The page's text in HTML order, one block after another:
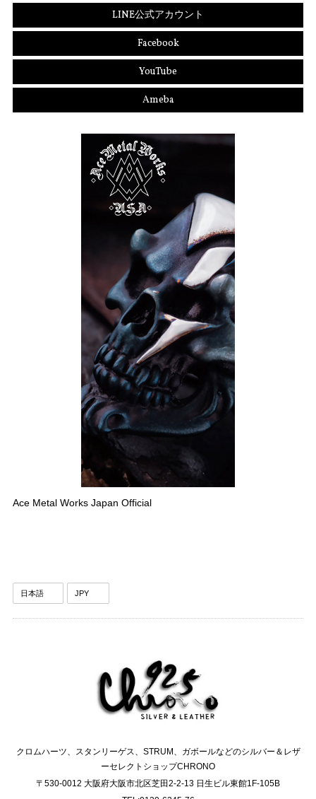
LINE公式アカウント
Facebook
YouTube
Ameba
Ace Metal Works Japan Official
クロムハーツ、スタンリーゲス、STRUM、ガボールなどのシルバー＆レザ
ーセレクトショップCHRONO
〒530-0012 大阪府大阪市北区芝田2-2-13 日生ビル東館1F-105B